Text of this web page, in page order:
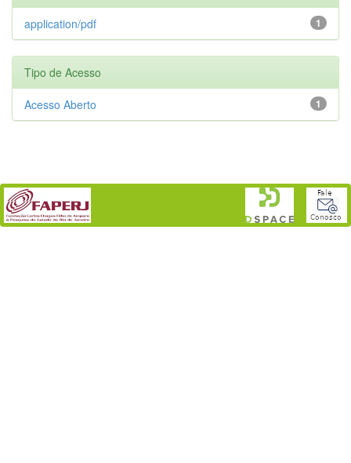
1
application/pdf
Tipo de Acesso
1
Acesso Aberto